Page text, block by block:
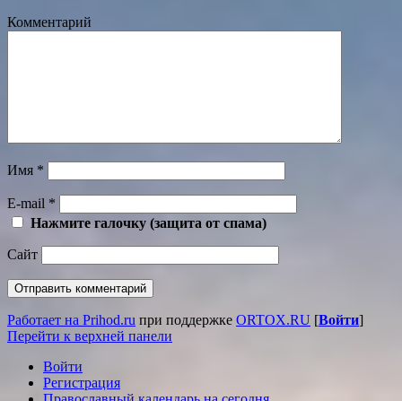
Комментарий
Имя *
E-mail *
Нажмите галочку (защита от спама)
Сайт
Работает на Prihod.ru при поддержке ORTOX.RU [Войти]
Перейти к верхней панели
Войти
Регистрация